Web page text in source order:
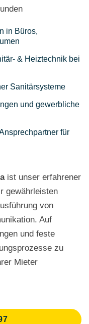
in Büros,
& Heiztechnik bei
Sanitärsysteme
und gewerbliche
für
ist unser erfahrener
gewährleisten
von
Auf
und feste
zu
Mieter